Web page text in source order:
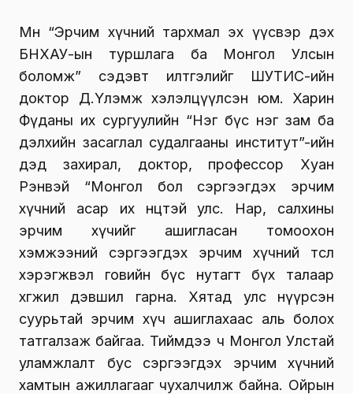
Мөн “Эрчим хүчний тархмал эх үүсвэр дэх
БНХАУ-ын туршлага ба Монгол Улсын
боломж” сэдэвт илтгэлийг ШУТИС-ийн
доктор Д.Үлэмж хэлэлцүүлсэн юм. Харин
Фүданы их сургуулийн “Нэг бүс нэг зам ба
дэлхийн засаглал судалгааны институт”-ийн
дэд захирал, доктор, профессор Хуан
Рэнвэй “Монгол бол сэргээгдэх эрчим
хүчний асар их нөөцтэй улс. Нар, салхины
эрчим хүчийг ашигласан томоохон
хэмжээний сэргээгдэх эрчим хүчний төсөл
хэрэгжвэл говийн бүс нутагт бүх талаар
хөгжил дэвшил гарна. Хятад улс нүүрсэн
суурьтай эрчим хүч ашиглахаас аль болох
татгалзаж байгаа. Тиймдээ ч Монгол Улстай
уламжлалт бус сэргээгдэх эрчим хүчний
хамтын ажиллагааг чухалчилж байна. Ойрын